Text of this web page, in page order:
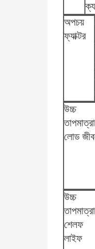
অপচয়
ফ্যাক্টর
উচ্চ
তাপমাত্রা
লোড
উচ্চ
তাপমাত্রা
শেলফ
লাইফ